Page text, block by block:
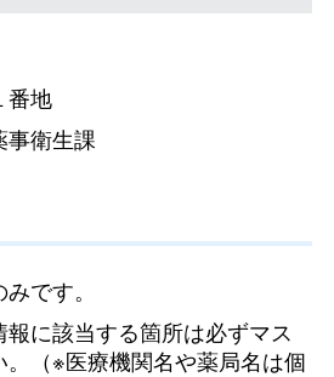
番地
事衛生課
です。
報に該当する箇所は必ずマス
（※医療機関名や薬局名は個